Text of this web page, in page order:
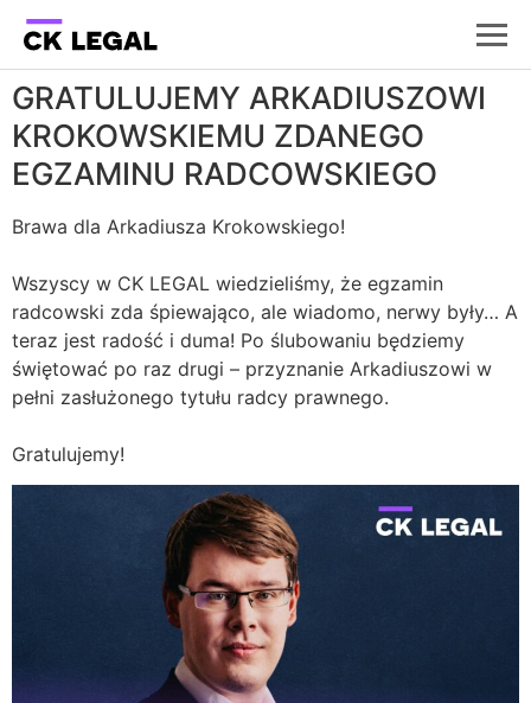
GRATULUJEMY ARKADIUSZOWI
KROKOWSKIEMU ZDANEGO
EGZAMINU RADCOWSKIEGO
Brawa dla Arkadiusza Krokowskiego!
Wszyscy w CK LEGAL wiedzieliśmy, że egzamin
radcowski zda śpiewająco, ale wiadomo, nerwy były… A
teraz jest radość i duma! Po ślubowaniu będziemy
świętować po raz drugi – przyznanie Arkadiuszowi w
pełni zasłużonego tytułu radcy prawnego.
Gratulujemy!